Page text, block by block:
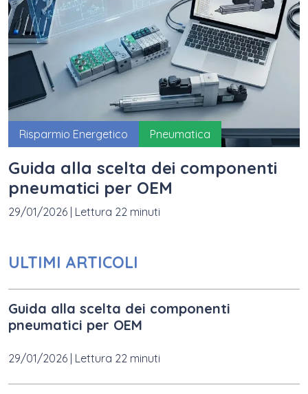
Risparmio Energetico Pneumatica
Guida alla scelta dei componenti
pneumatici per OEM
29/01/2026 Lettura 22 minuti
ULTIMI ARTICOLI
Guida alla scelta dei componenti
pneumatici per OEM
29/01/2026 Lettura 22 minuti